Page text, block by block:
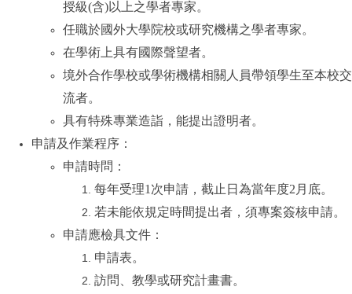
授級(含)以上之學者專家。
任職於國外大學院校或研究機構之學者專家。
在學術上具有國際聲望者。
境外合作學校或學術機構相關人員帶領學生至本校交
流者。
具有特殊專業造詣，能提出證明者。
申請及作業程序：
申請時問：
每年受理1 次申請，截止日為當年度2 月底。
若未能依規定時間提出者，須專案簽核申請。
申請應檢具文件：
申請表。
訪問、教學或研究計畫書。